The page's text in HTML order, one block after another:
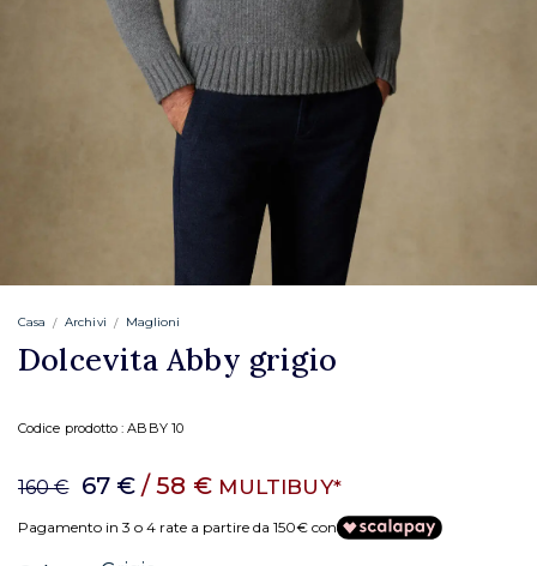
Casa Archivi Maglioni
Dolcevita Abby grigio
Codice prodotto :ABBY 10
160 € 67 € / 58 € MULTIBUY*
Pagamento in 3 o 4 rate a partire da 150€ con